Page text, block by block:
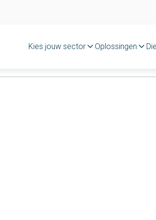
Kies jouw sector Oplossingen